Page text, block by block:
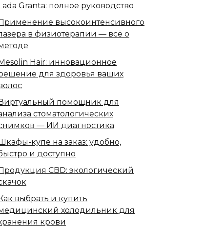
Granta: полное руководство
высокоинтенсивного
в физиотерапии — всё о
Hair: инновационное
для здоровья ваших
помощник для
стоматологических
— ИИ диагностика
купе на заказ: удобно,
и доступно
CBD: экологический
выбрать и купить
холодильник для
крови